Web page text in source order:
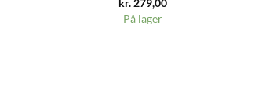
På lager